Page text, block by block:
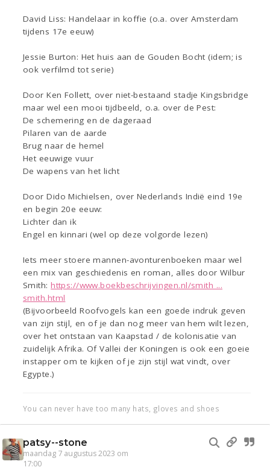
David Liss: Handelaar in koffie (o.a. over Amsterdam
tijdens 17e eeuw)
Jessie Burton: Het huis aan de Gouden Bocht (idem; is
ook verfilmd tot serie)
Door Ken Follett, over niet-bestaand stadje Kingsbridge
maar wel een mooi tijdbeeld, o.a. over de Pest:
De schemering en de dageraad
Pilaren van de aarde
Brug naar de hemel
Het eeuwige vuur
De wapens van het licht
Door Dido Michielsen, over Nederlands Indië eind 19e
en begin 20e eeuw:
Lichter dan ik
Engel en kinnari (wel op deze volgorde lezen)
Iets meer stoere mannen-avonturenboeken maar wel
een mix van geschiedenis en roman, alles door Wilbur
Smith:https://www.boekbeschrijvingen.nl/smith ...
smith.html
(Bijvoorbeeld Roofvogels kan een goede indruk geven
van zijn stijl, en of je dan nog meer van hem wilt lezen,
over het ontstaan van Kaapstad / de kolonisatie van
zuidelijk Afrika. Of Vallei der Koningen is ook een goeie
instapper om te kijken of je zijn stijl wat vindt, over
Egypte.)
You can never have too many hats, gloves and shoes
patsy--stone
maandag 7 augustus 2023 om
17:00